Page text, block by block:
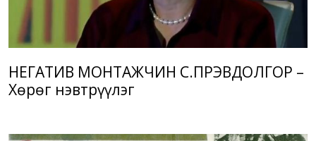
НЕГАТИВ МОНТАЖЧИН С.ПҮРЭВДОЛГОР –
Хөрөг нэвтрүүлэг